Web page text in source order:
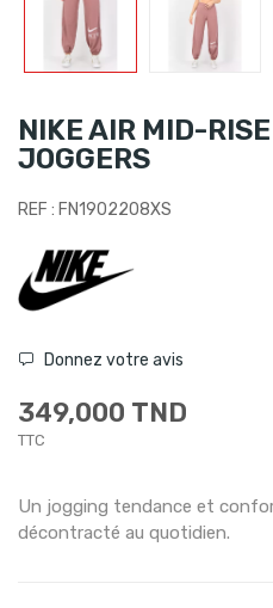
NIKE AIR MID-
JOGGERS
REF : FN1902208XS
Donnez votre avis
349,000 TND
TTC
Un jogging tendance et
décontracté au quotidien.